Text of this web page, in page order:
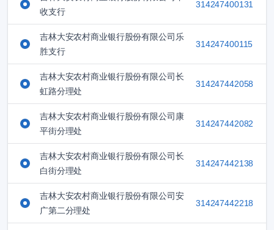
收支行
314247400131
吉林大安农村商业银行股份有限公司乐
胜支行
314247400115
吉林大安农村商业银行股份有限公司长
虹路分理处
314247442058
吉林大安农村商业银行股份有限公司康
平街分理处
314247442082
吉林大安农村商业银行股份有限公司长
白街分理处
314247442138
吉林大安农村商业银行股份有限公司安
广第二分理处
314247442218